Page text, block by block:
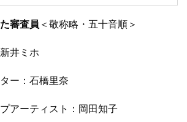
審査員 ＜敬称略・五十音順＞
井ミホ
ー：石橋里奈
アーティスト：岡田知子